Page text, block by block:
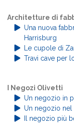
Architetture di
Una nuova
Harrisburg
Le cupole di
Travi cave per
I Negozi Olivetti
Un negozio in
Un negozio nel
Il negozio più